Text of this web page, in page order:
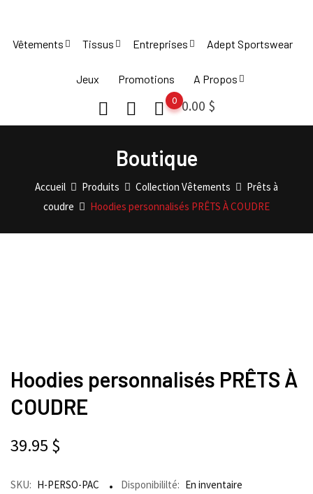
content
Vêtements Tissus Entreprises Adept Sportswear
Jeux Promotions A Propos
0.00 $
0
Boutique
Accueil Produits Collection Vêtements
Prêts à
coudre
Hoodies personnalisés PRÊTS À COUDRE
Hoodies personnalisés PRÊTS À
COUDRE
39.95 $
SKU: H-PERSO-PAC Disponibililté: En inventaire